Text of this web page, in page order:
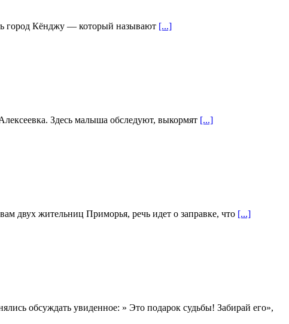
город Кёнджу — который называют [...]
Здесь малыша обследуют, выкормят [...]
двух жительниц Приморья, речь идет о заправке, что [...]
обсуждать увиденное: » Это подарок судьбы! Забирай его»,